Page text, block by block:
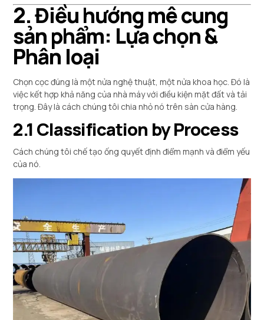
2. Điều hướng mê cung
sản phẩm: Lựa chọn &
Phân loại
Chọn cọc đúng là một nửa nghệ thuật, một nửa khoa học. Đó là
việc kết hợp khả năng của nhà máy với điều kiện mặt đất và tải
trọng. Đây là cách chúng tôi chia nhỏ nó trên sàn cửa hàng.
2.1 Classification by Process
Cách chúng tôi chế tạo ống quyết định điểm mạnh và điểm yếu
của nó.